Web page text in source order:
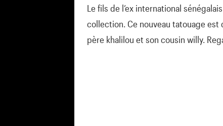
Le fils de l’ex international
collection. Ce nouveau tatouage
père khalilou et son cousin willy.